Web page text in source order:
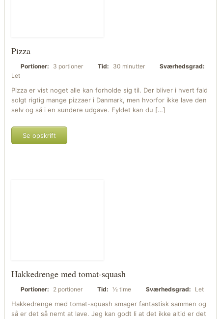
Pizza
Portioner: 3 portioner Tid: 30 minutter
Sværhedsgrad:
Let
Pizza er vist noget alle kan forholde sig til. Der bliver i hvert fald
solgt rigtig mange pizzaer i Danmark, men hvorfor ikke lave den
selv og så i en sundere udgave. Fyldet kan du […]
Se opskrift
Hakkedrenge med tomat-squash
Portioner: 2 portioner Tid: ½ time Sværhedsgrad: Let
Hakkedrenge med tomat-squash smager fantastisk sammen og
så er det så nemt at lave. Jeg kan godt li at det ikke altid er det